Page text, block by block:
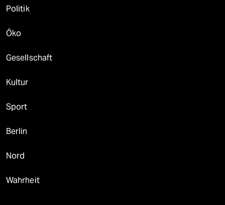
Politik
Öko
Gesellschaft
Kultur
Sport
Berlin
Nord
Wahrheit